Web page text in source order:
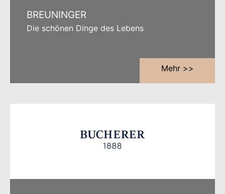
BREUNINGER
Die schönen Dinge des Lebens
Mehr >>